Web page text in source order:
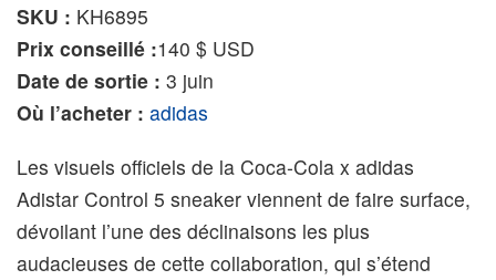
SKU : KH6895
Prix conseillé :140 $ USD
Date de sortie : 3 juin
Où l’acheter : adidas
Les visuels officiels de la Coca‑Cola x adidas
Adistar Control 5 sneaker viennent de faire surface,
dévoilant l’une des déclinaisons les plus
audacieuses de cette collaboration, qui s’étend